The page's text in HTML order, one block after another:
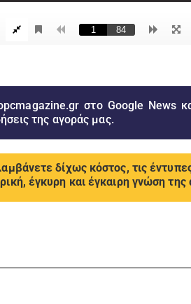
στο Google News
της αγοράς μας.
δίχως κόστος, τις
έγκυρη και έγκαιρη γνώση της